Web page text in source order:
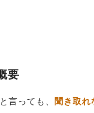
要
言っても、 聞き取れ